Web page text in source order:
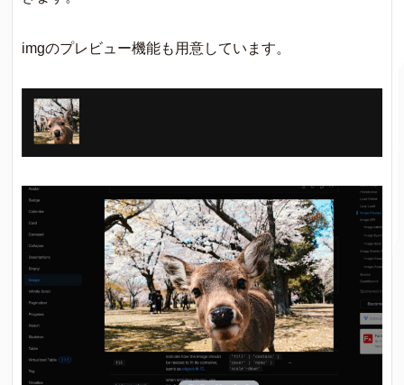
imgのプレビュー機能も用意しています。